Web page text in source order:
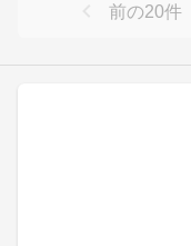
前の20件